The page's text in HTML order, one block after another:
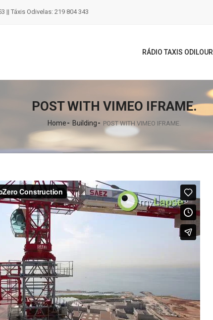
|| Táxis Odivelas: 219 804 343
RÁDIO TAXIS ODILOUR
POST WITH VIMEO IFRAME.
Home Building POST WITH VIMEO IFRAME.